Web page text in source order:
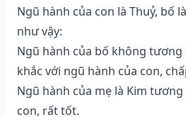
Ngũ hành của con là Thuỷ, bố
như vậy:
Ngũ hành của bố không
khắc với ngũ hành của con,
Ngũ hành của mẹ là Kim
con, rất tốt.